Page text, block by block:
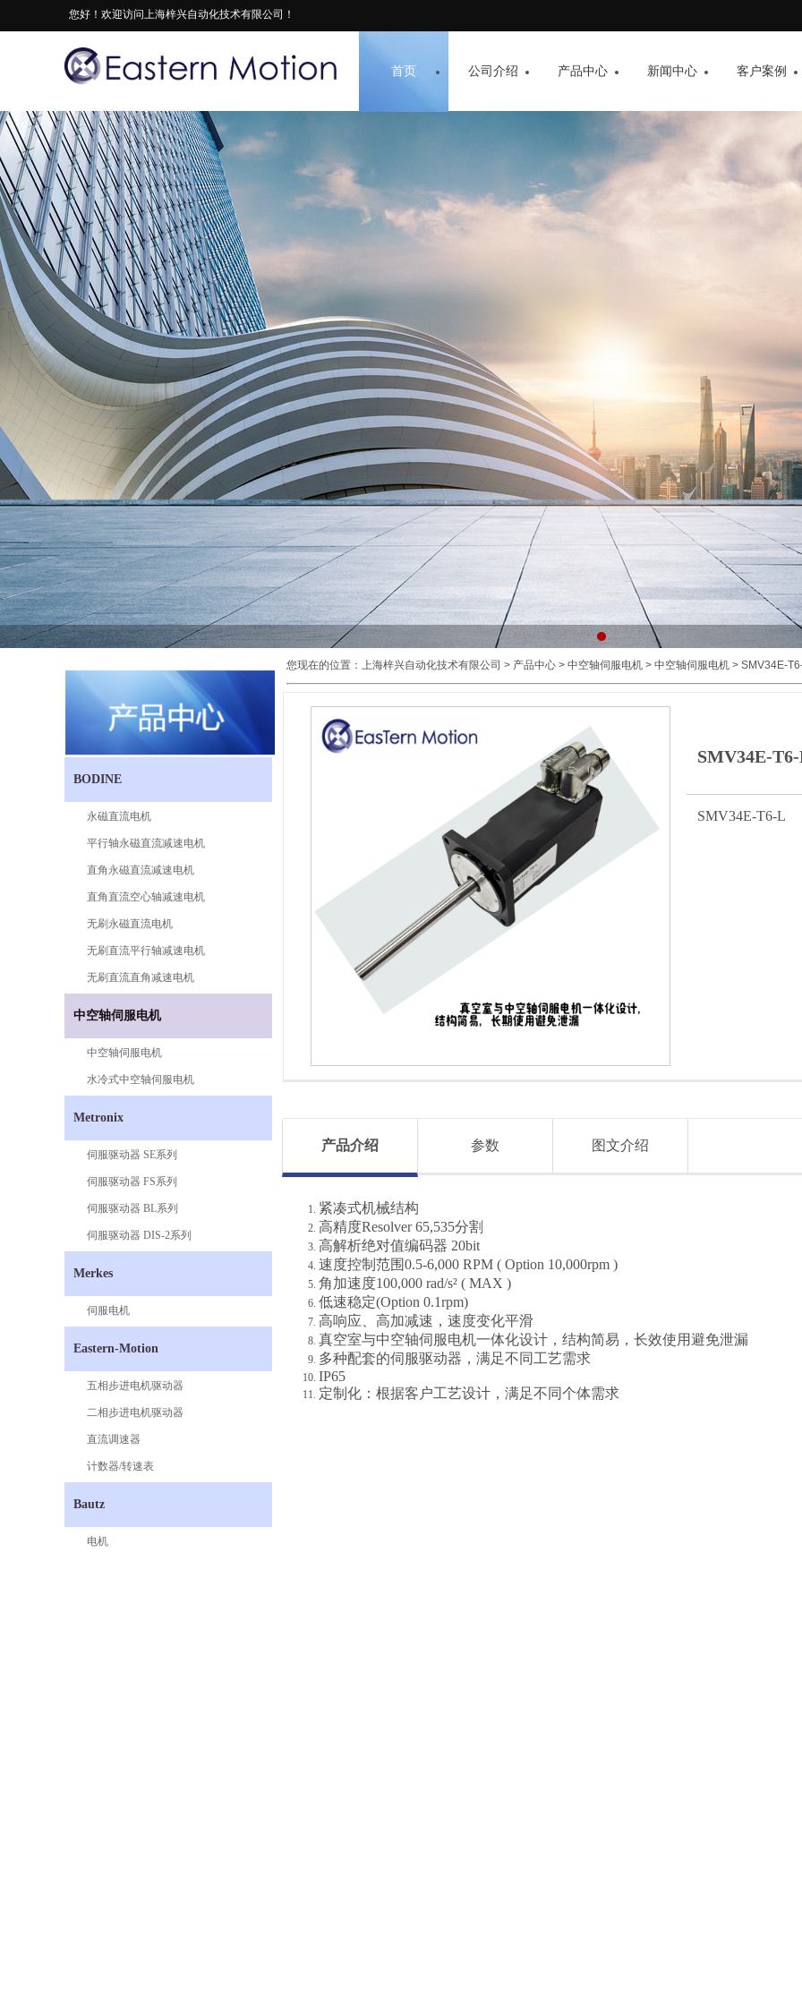
您好！欢迎访问上海梓兴自动化技术有限公司！
首页 公司介绍 产品中心 新闻中心 客户案例
您现在的位置： 上海梓兴自动化技术有限公司 > 产品中心 > 中空轴伺服电机 > 中空轴伺服电机 > SMV34E-
BODINE
永磁直流电机
平行轴永磁直流减速电机
直角永磁直流减速电机
直角直流空心轴减速电机
无刷永磁直流电机
无刷直流平行轴减速电机
无刷直流直角减速电机
中空轴伺服电机
中空轴伺服电机
水冷式中空轴伺服电机
Metronix
伺服驱动器 SE系列
伺服驱动器 FS系列
伺服驱动器 BL系列
伺服驱动器 DIS-2系列
Merkes
伺服电机
Eastern-Motion
五相步进电机驱动器
二相步进电机驱动器
直流调速器
计数器/转速表
Bautz
电机
SMV34E-
SMV34E-T6-L
产品介绍 参数 图文介绍
紧凑式机械结构
高精度Resolver 65,535分割
高解析绝对值编码器 20bit
速度控制范围0.5-6,000 RPM ( Option 10,000rpm )
角加速度100,000 rad/s² ( MAX )
低速稳定(Option 0.1rpm)
高响应、高加减速，速度变化平滑
真空室与中空轴伺服电机一体化设计，结构简易，长效使用避免泄漏
多种配套的伺服驱动器，满足不同工艺需求
IP65
定制化：根据客户工艺设计，满足不同个体需求